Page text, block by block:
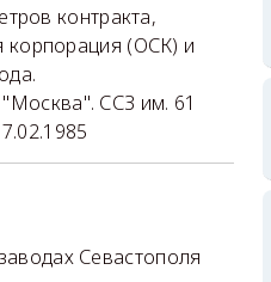
контракта,
корпорация (ОСК) и
ССЗ им. 61
Севастополя